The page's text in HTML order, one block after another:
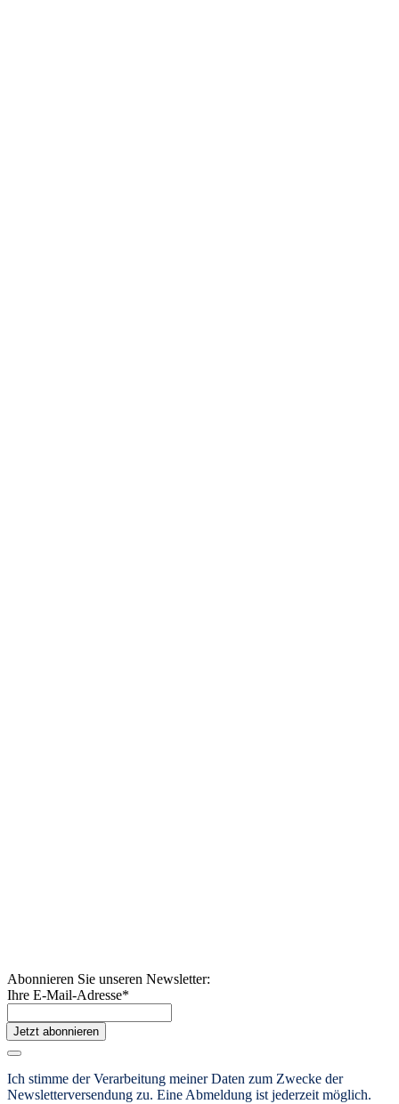
Abonnieren Sie unseren Newsletter:
Ihre E-Mail-Adresse*
Jetzt abonnieren
Ich stimme der Verarbeitung meiner Daten zum Zwecke der
Newsletterversendung zu. Eine Abmeldung ist jederzeit möglich.